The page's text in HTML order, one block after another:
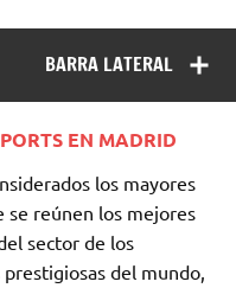
BARRA LATERAL
EN MADRID
los mayores
se reúnen los mejores
sector de los
del mundo,